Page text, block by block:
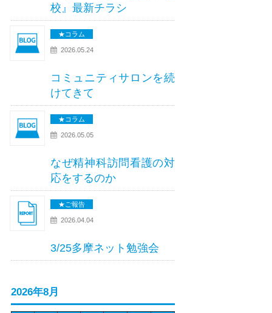
校』最新チラシ
★コラム
2026.05.24
コミュニティサロンを続
けてきて
★コラム
2026.05.05
なぜ精神科訪問看護の対
応をするのか
★ご報告
2026.04.04
3/25多摩ネット勉強会
2026年8月